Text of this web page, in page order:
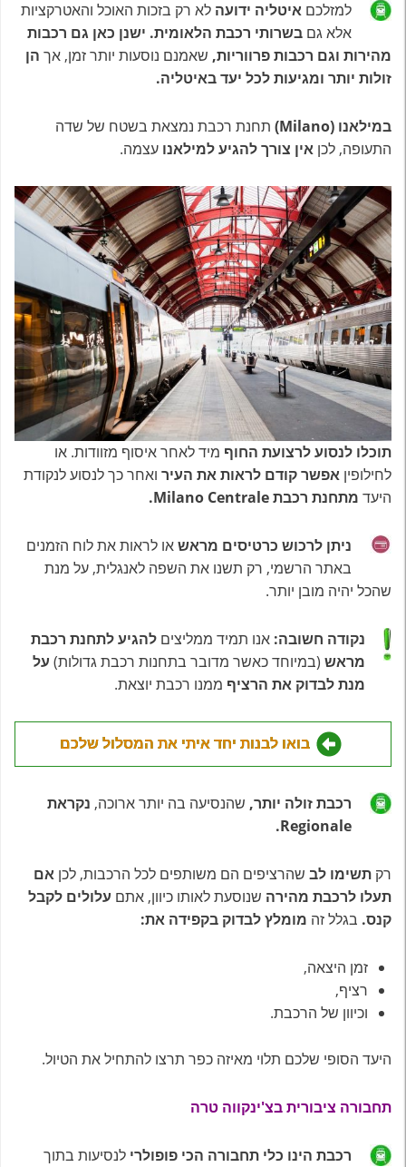
למזלכם איטליה ידועה לא רק בזכות האוכל והאטרקציות
אלא גם בשרותי רכבת הלאומית. ישנן כאן גם רכבות
מהירות וגם רכבות פרווריות, שאמנם נוסעות יותר זמן, אך הן
זולות יותר ומגיעות לכל יעד באיטליה.
במילאנו (Milano)
תחנת רכבת נמצאת בשטח של שדה
התעופה, לכן אין צורך להגיע למילאנו עצמה.
תוכלו לנסוע לרצועת החוף מיד לאחר איסוף מזוודות. או
לחילופין אפשר קודם לראות את העיר ואחר כך לנסוע לנקודת
היעד מתחנת רכבת Milano Centrale.
ניתן לרכוש כרטיסים מראשאו לראות את לוח הזמנים
באתר הרשמי, רק תשנו את השפה לאנגלית, על מנת
שהכל יהיה מובן יותר.
נקודה חשובה: אנו תמיד ממליצים להגיע לתחנת רכבת
מראש (במיוחד כאשר מדובר בתחנות רכבת גדולות) על
מנת לבדוק את הרציף ממנו רכבת יוצאת.
בואו לבנות יחד איתי את המסלול שלכם
רכבת זולה יותר, שהנסיעה בה יותר ארוכה, נקראת
Regionale.
רק תשימו לב שהרציפים הם משותפים לכל הרכבות, לכן אם
תעלו לרכבת מהירה שנוסעת לאותו כיוון, אתם עלולים לקבל
קנס. בגלל זה מומלץלבדוק בקפידה את:
זמן היצאה,
רציף,
וכיוון של הרכבת.
היעד הסופי שלכם תלוי מאיזה כפר תרצו להתחיל את הטיול.
תחבורה ציבורית בצ'ינקווה טרה
רכבת הינו כלי תחבורה הכי פופולרי לנסיעות בתוך